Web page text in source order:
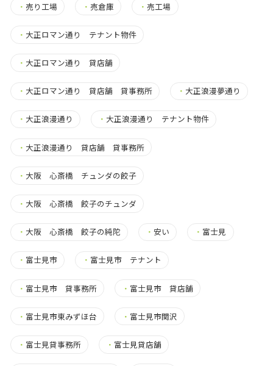
・ 売り工場 ・ 売倉庫 ・ 売工場
・ 大正ロマン通り テナント物件
・ 大正ロマン通り 貸店舗
・ 大正ロマン通り 貸店舗 貸事務所 ・ 大正浪漫夢通り
・ 大正浪漫通り ・ 大正浪漫通り テナント物件
・ 大正浪漫通り 貸店舗 貸事務所
・ 大阪 心斎橋 チュンダの餃子
・ 大阪 心斎橋 餃子のチュンダ
・ 大阪 心斎橋 餃子の純陀 ・安い ・ 富士見
・ 富士見市 ・ 富士見市 テナント
・ 富士見市 貸事務所 ・ 富士見市 貸店舗
・ 富士見市東みずほ台 ・ 富士見市関沢
・ 富士見貸事務所 ・ 富士見貸店舗